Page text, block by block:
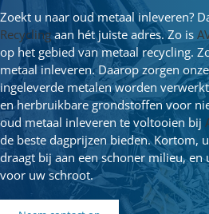
Zoekt u naar oud metaal inleveren?
Recyclingaan hét juiste adres. Zo is
op het gebied van metaal recycling.
metaal inleveren. Daarop zorgen
ingeleverde metalen worden
en herbruikbare grondstoffen voor
oud metaal inleveren te voltooien bij
de beste dagprijzen bieden. Kortom,
draagt bij aan een schoner milieu, en
voor uw schroot.